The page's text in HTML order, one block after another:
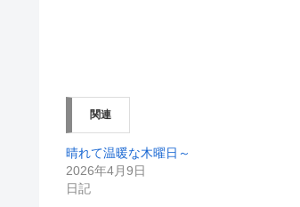
ィ
ン
ド
ウ
開
き
ま
す
)
く
い
新
し
い
関連
晴れて温暖な木曜日～
2026年4月9日
日記